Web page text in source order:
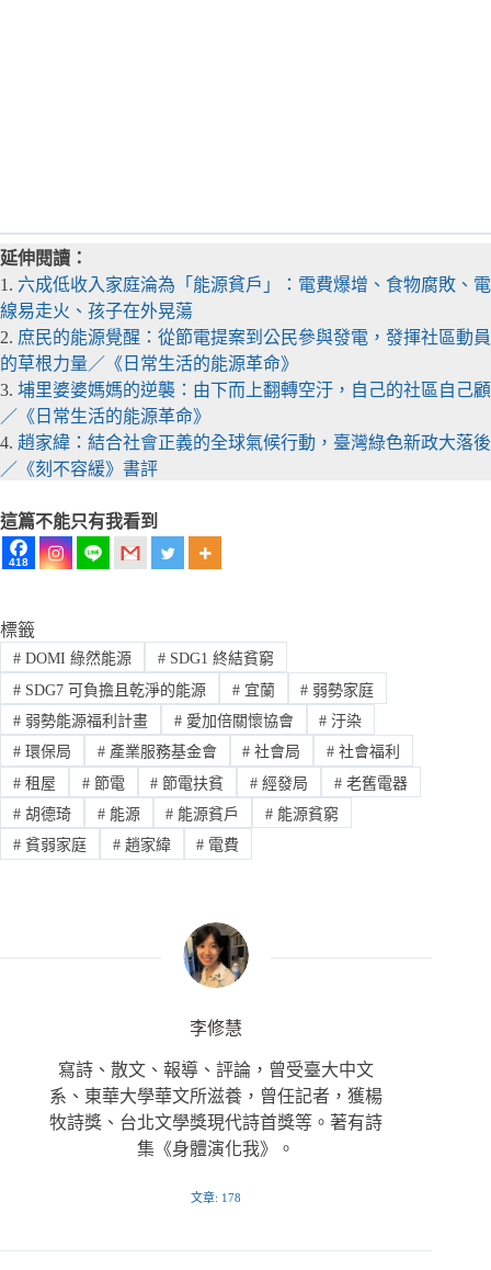
延伸閱讀：
1. 六成低收入家庭淪為「能源貧戶」：電費爆增、食物腐敗、電
線易走火、孩子在外晃蕩
2. 庶民的能源覺醒：從節電提案到公民參與發電，發揮社區動員
的草根力量／《日常生活的能源革命》
3. 埔里婆婆媽媽的逆襲：由下而上翻轉空汙，自己的社區自己顧
／《日常生活的能源革命》
4. 趙家緯：結合社會正義的全球氣候行動，臺灣綠色新政大落後
／《刻不容緩》書評
這篇不能只有我看到
418
標籤
#DOMI 綠然能源 #SDG1 終結貧窮
#SDG7 可負擔且乾淨的能源 #宜蘭 # 弱勢家庭
#弱勢能源福利計畫 #愛加倍關懷協會 # 汙染
#環保局 #產業服務基金會 # 社會局 # 社會福利
#租屋 #節電 # 節電扶貧 # 經發局 # 老舊電器
#胡德琦 #能源 # 能源貧戶 # 能源貧窮
#貧弱家庭 #趙家緯 # 電費
李修慧
寫詩、散文、報導、評論，曾受臺大中文
系、東華大學華文所滋養，曾任記者，獲楊
牧詩獎、台北文學獎現代詩首獎等。著有詩
集《身體演化我》。
文章: 178